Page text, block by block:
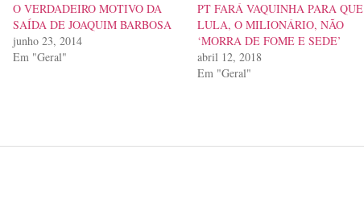
O VERDADEIRO MOTIVO DA
SAÍDA DE JOAQUIM BARBOSA
junho 23, 2014
Em "Geral"
PT FARÁ VAQUINHA PARA QUE
LULA, O MILIONÁRIO, NÃO
‘MORRA DE FOME E SEDE’
abril 12, 2018
Em "Geral"